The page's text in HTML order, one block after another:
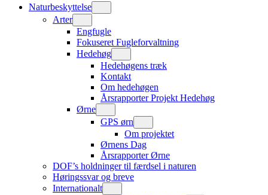
Naturbeskyttelse
Arter
Engfugle
Fokuseret Fugleforvaltning
Hedehøg
Hedehøgens træk
Kontakt
Om hedehøgen
Årsrapporter Projekt Hedehøg
Ørne
GPS ørn
Om projektet
Ørnens Dag
Årsrapporter Ørne
DOF’s holdninger til færdsel i naturen
Høringssvar og breve
Internationalt